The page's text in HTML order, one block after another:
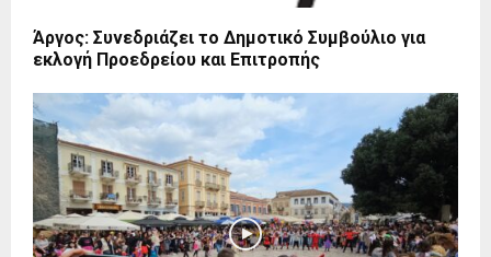
Άργος: Συνεδριάζει το Δημοτικό Συμβούλιο για
εκλογή Προεδρείου και Επιτροπής